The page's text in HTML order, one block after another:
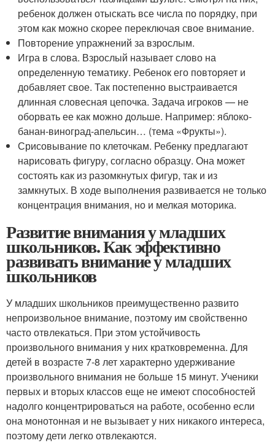
ребенок должен отыскать все числа по порядку, при
этом как можно скорее переключая свое внимание.
Повторение упражнений за взрослым.
Игра в слова. Взрослый называет слово на
определенную тематику. Ребенок его повторяет и
добавляет свое. Так постепенно выстраивается
длинная словесная цепочка. Задача игроков — не
оборвать ее как можно дольше. Например: яблоко-
банан-виноград-апельсин… (тема «Фрукты»).
Срисовывание по клеточкам. Ребенку предлагают
нарисовать фигуру, согласно образцу. Она может
состоять как из разомкнутых фигур, так и из
замкнутых. В ходе выполнения развивается не только
концентрация внимания, но и мелкая моторика.
Развитие внимания у младших
школьников. Как эффективно
развивать внимание у младших
школьников
У младших школьников преимущественно развито
непроизвольное внимание, поэтому им свойственно
часто отвлекаться. При этом устойчивость
произвольного внимания у них кратковременна. Для
детей в возрасте 7-8 лет характерно удерживание
произвольного внимания не больше 15 минут. Ученики
первых и вторых классов еще не имеют способностей
надолго концентрироваться на работе, особенно если
она монотонная и не вызывает у них никакого интереса,
поэтому дети легко отвлекаются.